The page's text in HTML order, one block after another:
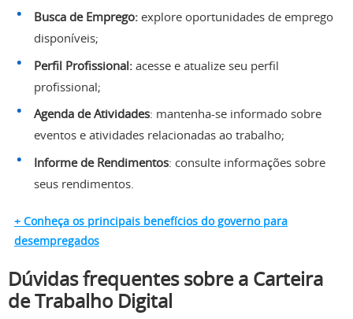
Busca de Emprego:explore oportunidades de emprego
disponíveis;
Perfil Profissional:acesse e atualize seu perfil
profissional;
Agenda de Atividades: mantenha-se informado sobre
eventos e atividades relacionadas ao trabalho;
Informe de Rendimentos: consulte informações sobre
seus rendimentos.
+ Conheça os principais benefícios do governo para
desempregados
Dúvidas frequentes sobre a Carteira
de Trabalho Digital